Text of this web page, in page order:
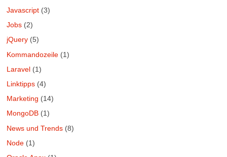
Javascript (3)
Jobs (2)
jQuery (5)
Kommandozeile (1)
Laravel (1)
Linktipps (4)
Marketing (14)
MongoDB (1)
News und Trends (8)
Node (1)